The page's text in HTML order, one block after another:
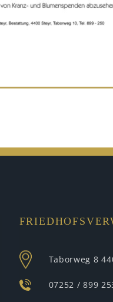
Taborweg 8
07252 / 899